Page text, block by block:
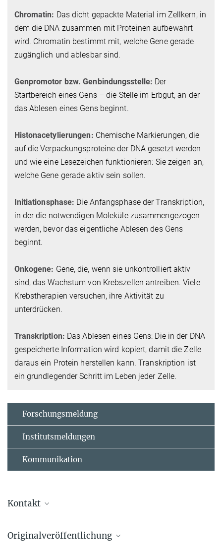
Chromatin: Das dicht gepackte Material im Zellkern, in
dem die DNA zusammen mit Proteinen aufbewahrt
wird. Chromatin bestimmt mit, welche Gene gerade
zugänglich und ablesbar sind.
Genpromotor bzw. Genbindungsstelle: Der
Startbereich eines Gens – die Stelle im Erbgut, an der
das Ablesen eines Gens beginnt.
Histonacetylierungen: Chemische Markierungen, die
auf die Verpackungsproteine der DNA gesetzt werden
und wie eine Lesezeichen funktionieren: Sie zeigen an,
welche Gene gerade aktiv sein sollen.
Initiationsphase: Die Anfangsphase der Transkription,
in der die notwendigen Moleküle zusammengezogen
werden, bevor das eigentliche Ablesen des Gens
beginnt.
Onkogene: Gene, die, wenn sie unkontrolliert aktiv
sind, das Wachstum von Krebszellen antreiben. Viele
Krebstherapien versuchen, ihre Aktivität zu
unterdrücken.
Transkription: Das Ablesen eines Gens: Die in der DNA
gespeicherte Information wird kopiert, damit die Zelle
daraus ein Protein herstellen kann. Transkription ist
ein grundlegender Schritt im Leben jeder Zelle.
Forschungsmeldung
Institutsmeldungen
Kommunikation
Kontakt
Press and Public Relations
Originalveröffentlichung